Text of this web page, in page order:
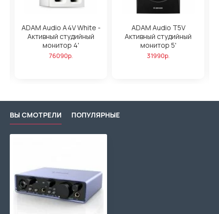
ADAM Audio A4V White -
Активный студийный
монитор 4'
76090р.
ADAM Audio T5V
Активный студийный
монитор 5'
31990р.
ВЫ СМОТРЕЛИ ПОПУЛЯРНЫЕ